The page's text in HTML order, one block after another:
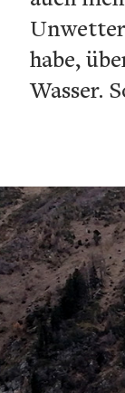
habe,
Wasser.